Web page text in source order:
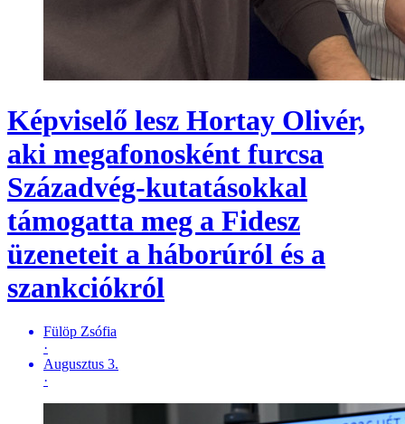
Képviselő lesz Hortay Olivér,
aki megafonosként furcsa
Századvég-kutatásokkal
támogatta meg a Fidesz
üzeneteit a háborúról és a
szankciókról
Fülöp Zsófia
·
Augusztus 3.
·